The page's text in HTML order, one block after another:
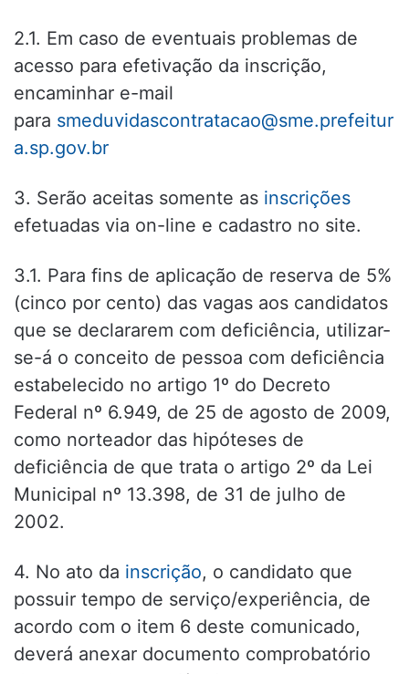
2.1. Em caso de eventuais problemas de
acesso para efetivação da inscrição,
encaminhar e-mail
para smeduvidascontratacao@sme.prefeitur
a.sp.gov.br
3. Serão aceitas somente as inscrições
efetuadas via on-line e cadastro no site.
3.1. Para fins de aplicação de reserva de 5%
(cinco por cento) das vagas aos candidatos
que se declararem com deficiência, utilizar-
se-á o conceito de pessoa com deficiência
estabelecido no artigo 1º do Decreto
Federal nº 6.949, de 25 de agosto de 2009,
como norteador das hipóteses de
deficiência de que trata o artigo 2º da Lei
Municipal nº 13.398, de 31 de julho de
2002.
4. No ato da inscrição, o candidato que
possuir tempo de serviço/experiência, de
acordo com o item 6 deste comunicado,
deverá anexar documento comprobatório